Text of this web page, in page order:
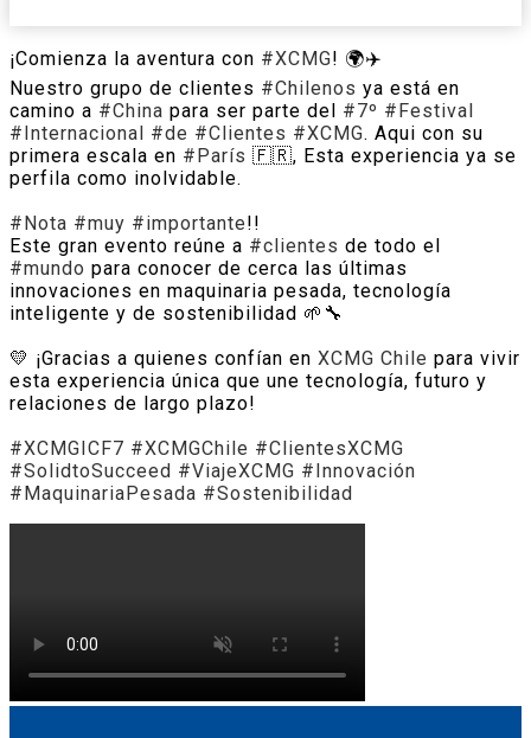
¡Comienza la aventura con #XCMG! 🌍✈️
Nuestro grupo de clientes #Chilenos ya está en
camino a #China para ser parte del #7º #Festival
#Internacional #de #Clientes #XCMG. Aqui con su
primera escala en #París 🇫🇷, Esta experiencia ya se
perfila como inolvidable.
#Nota #muy #importante!!
Este gran evento reúne a #clientes de todo el
#mundo para conocer de cerca las últimas
innovaciones en maquinaria pesada, tecnología
inteligente y de sostenibilidad 🌱🔧
💛 ¡Gracias a quienes confían en XCMG Chile para vivir
esta experiencia única que une tecnología, futuro y
relaciones de largo plazo!
#XCMGICF7 #XCMGChile #ClientesXCMG
#SolidtoSucceed #ViajeXCMG #Innovación
#MaquinariaPesada #Sostenibilidad